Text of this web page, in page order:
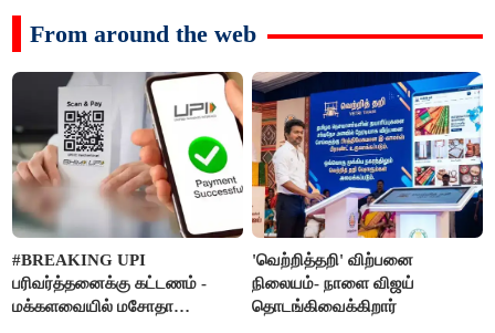
From around the web
#BREAKING UPI
பரிவர்த்தனைக்கு கட்டணம் -
மக்களவையில் மசோதா
'வெற்றித்தறி' விற்பனை
நிலையம்- நாளை விஜய்
தொடங்கிவைக்கிறார்